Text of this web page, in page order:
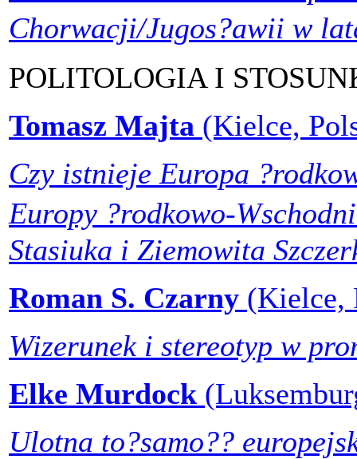
Chorwacji/Jugos?awii w
POLITOLOGIA I
Tomasz Majta (Kielce,
Czy istnieje Europa
Europy ?rodkowo-
Stasiuka i Ziemowita
Roman S. Czarny (Kielce,
Wizerunek i stereotyp w
Elke Murdock
Ulotna to?samo??